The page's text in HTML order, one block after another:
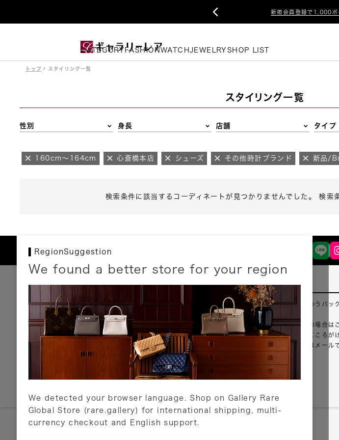
新規会員登録で1,000ポ

CATEGORY FASHIONWATCHJEWELRY SHOP LIST
トップ スタイリング一覧
スタイリング一覧
性別 身長 店舗 タイプ
160cm～164cm 心斎橋本店 シューズ その他時計ブランド 新品/
検索条件に該当するコーディネートが見つかりませんでした。 検索
RegionSuggestion
We found a better store for your region
We detected your browser language. Shop on Gallery Rare
Global Store (rare.gallery) for international shipping, multi-
currency checkout and English support.
お支払いについて
以下のお支払方法が利用可能です。
クレジットカード
ショッピングローン
銀行振込・郵便振替
代金引換
Amazon Pay
PayPay
店頭支払い
詳しくはこちら
配送について
配送業者：佐川急便・ゆうパック
ご注文確認（銀行振込の場合は
営業日以内のご出荷をこころが
が一出荷が遅れる場合はメール
詳しくはこちら